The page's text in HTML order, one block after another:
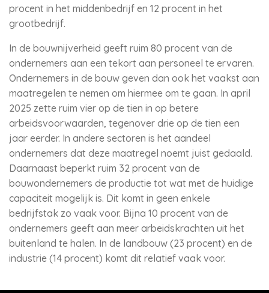
procent in het middenbedrijf en 12 procent in het
grootbedrijf.
In de bouwnijverheid geeft ruim 80 procent van de
ondernemers aan een tekort aan personeel te ervaren.
Ondernemers in de bouw geven dan ook het vaakst aan
maatregelen te nemen om hiermee om te gaan. In april
2025 zette ruim vier op de tien in op betere
arbeidsvoorwaarden, tegenover drie op de tien een
jaar eerder. In andere sectoren is het aandeel
ondernemers dat deze maatregel noemt juist gedaald.
Daarnaast beperkt ruim 32 procent van de
bouwondernemers de productie tot wat met de huidige
capaciteit mogelijk is. Dit komt in geen enkele
bedrijfstak zo vaak voor. Bijna 10 procent van de
ondernemers geeft aan meer arbeidskrachten uit het
buitenland te halen. In de landbouw (23 procent) en de
industrie (14 procent) komt dit relatief vaak voor.